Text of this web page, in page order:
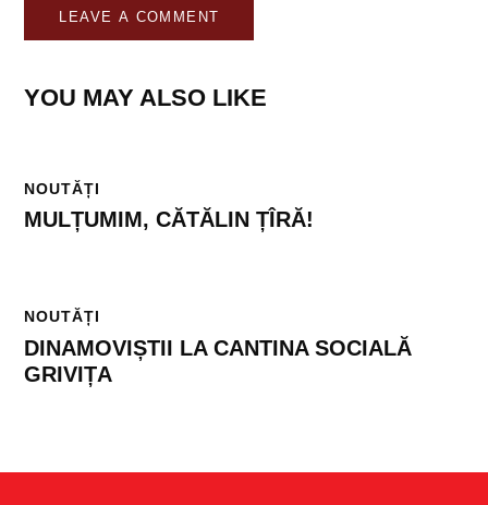
YOU MAY ALSO LIKE
NOUTĂȚI
MULȚUMIM, CĂTĂLIN ȚÎRĂ!
NOUTĂȚI
DINAMOVIȘTII LA CANTINA SOCIALĂ
GRIVIȚA